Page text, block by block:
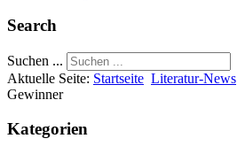
Search
Suchen ...
Aktuelle Seite: Startseite Literatur-News
Gewinner
Kategorien